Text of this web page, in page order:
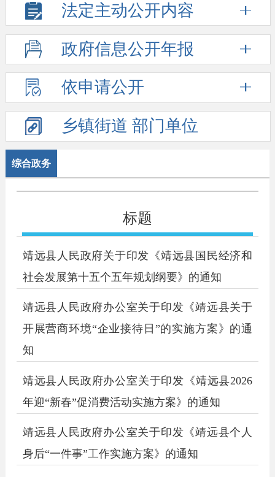
法定主动公开内容
政府信息公开年报
依申请公开
乡镇街道 部门单位
综合政务
标题
靖远县人民政府关于印发《靖远县国民经济和
社会发展第十五个五年规划纲要》的通知
靖远县人民政府办公室关于印发《靖远县关于
开展营商环境“企业接待日”的实施方案》的通
知
靖远县人民政府办公室关于印发《靖远县2026
年迎“新春”促消费活动实施方案》的通知
靖远县人民政府办公室关于印发《靖远县个人
身后“一件事”工作实施方案》的通知